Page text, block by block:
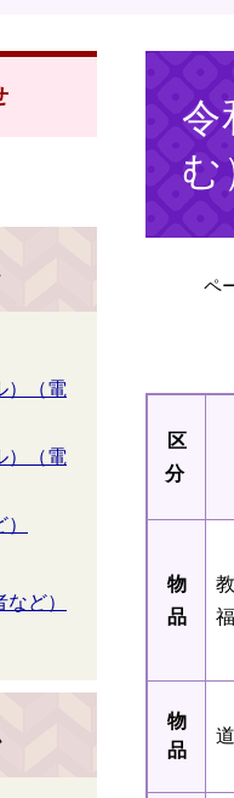
令
む
ペ
区
分
物
品
物
品
）（電
）（電
ど）